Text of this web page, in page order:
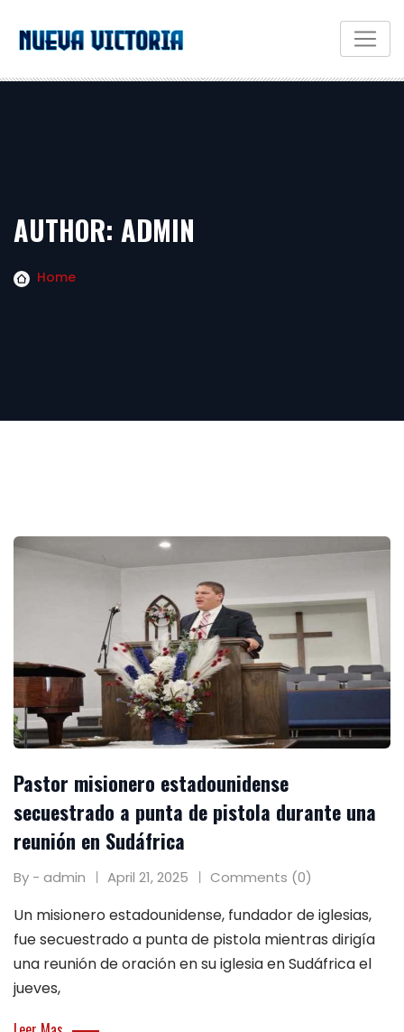
AUTHOR: ADMIN
Home
Pastor misionero estadounidense
secuestrado a punta de pistola durante una
reunión en Sudáfrica
By - admin April 21, 2025 Comments (0)
Un misionero estadounidense, fundador de iglesias,
fue secuestrado a punta de pistola mientras dirigía
una reunión de oración en su iglesia en Sudáfrica el
jueves,